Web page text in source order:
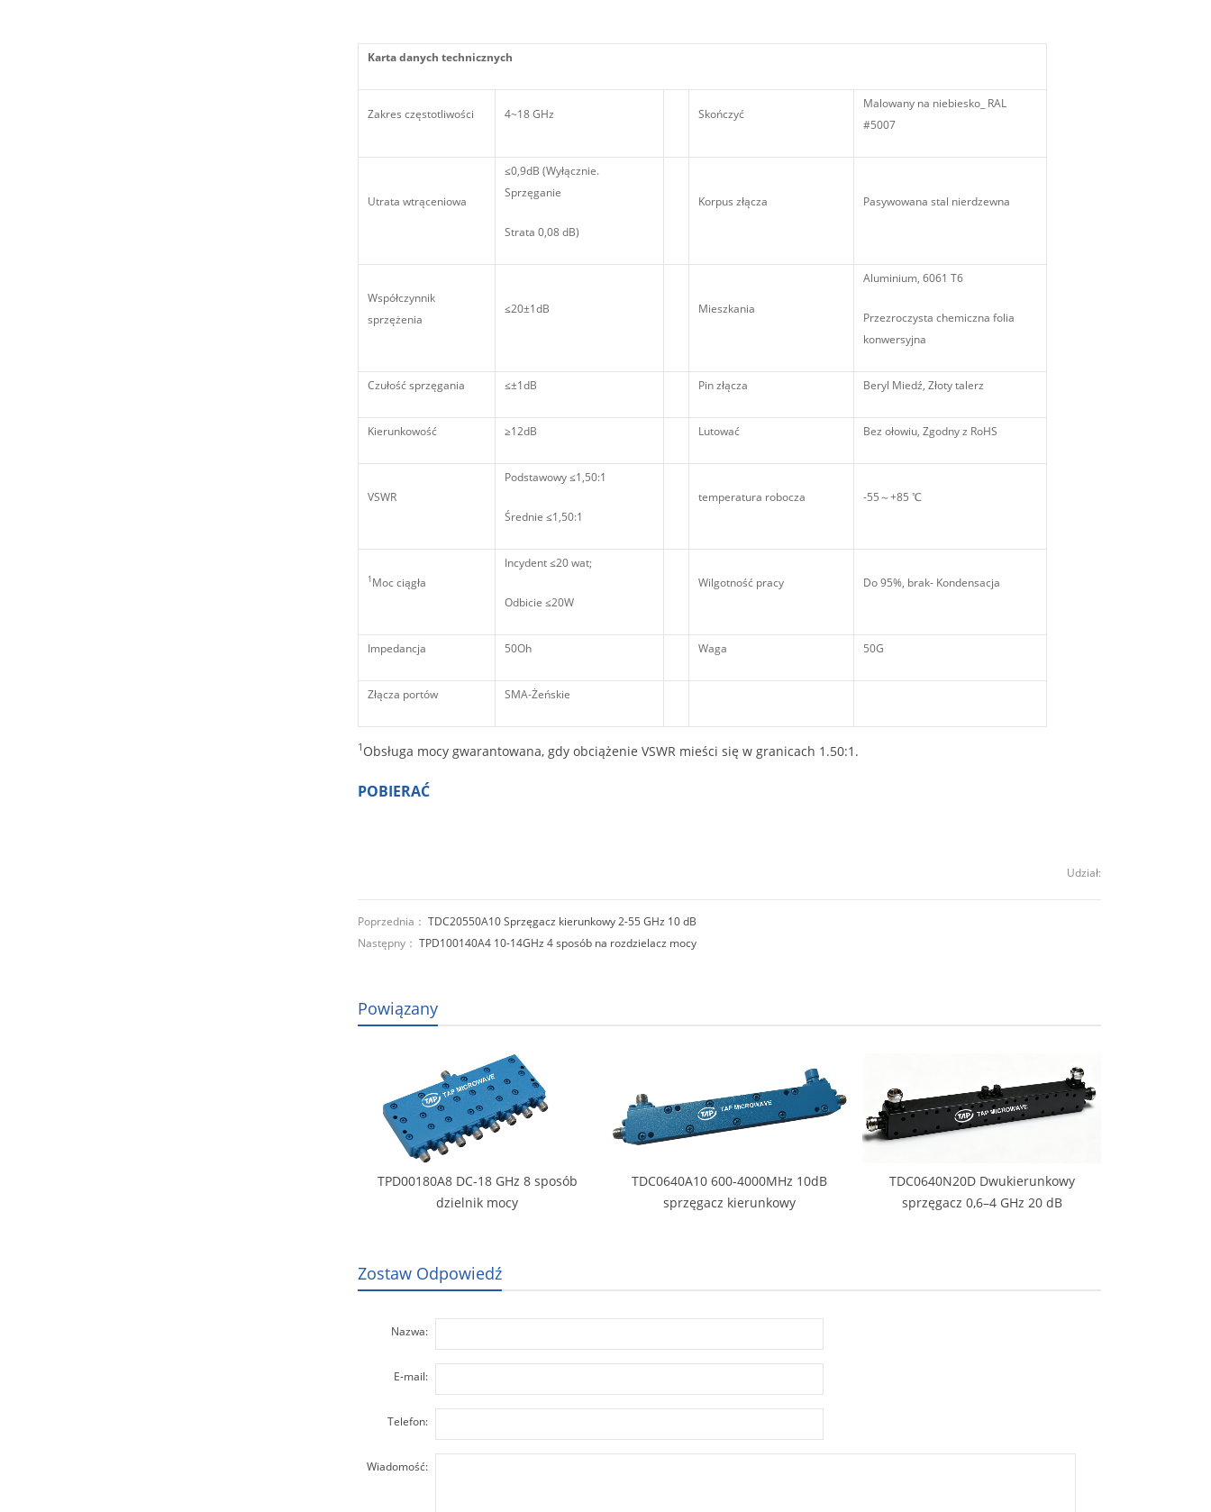
Karta danych technicznych
Zakres częstotliwości 4~18 GHz Skończyć
Malowany na niebiesko_ RAL
#5007
Utrata wtrąceniowa
≤0,9dB (Wyłącznie.
Sprzęganie
Strata 0,08 dB)
Korpus złącza Pasywowana stal nierdzewna
Współczynnik
sprzężenia
≤20±1dB Mieszkania
Aluminium, 6061 T6
Przezroczysta chemiczna folia
konwersyjna
Czułość sprzęgania ≤±1dB Pin złącza Beryl Miedź, Złoty talerz
Kierunkowość ≥12dB Lutować Bez ołowiu, Zgodny z RoHS
VSWR
Podstawowy ≤1,50:1
Średnie ≤1,50:1
temperatura robocza -55～+85 ℃
1 Moc ciągła
Incydent ≤20 wat;
Odbicie ≤20W
Wilgotność pracy Do 95%, brak- Kondensacja
Impedancja 50Oh Waga 50G
Złącza portów SMA-Żeńskie
1 Obsługa mocy gwarantowana, gdy obciążenie VSWR mieści się w granicach 1.50:1.
POBIERAĆ
Udział:
Poprzednia： TDC20550A10 Sprzęgacz kierunkowy 2-55 GHz 10 dB
Następny： TPD100140A4 10-14GHz 4 sposób na rozdzielacz mocy
Powiązany
TPD00180A8 DC-18 GHz 8 sposób
dzielnik mocy
TDC0640A10 600-4000MHz 10dB
sprzęgacz kierunkowy
TDC0640N20D Dwukierunkowy
sprzęgacz 0,6–4 GHz 20 dB
Zostaw Odpowiedź
Nazwa:
E-mail:
Telefon:
Wiadomość: